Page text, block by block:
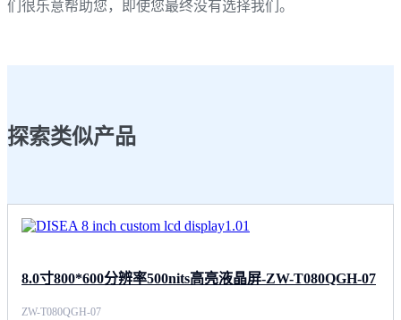
们很乐意帮助您，即使您最终没有选择我们。
探索类似产品
8.0寸800*600分辨率500nits高亮液晶屏-ZW-T080QGH-07
ZW-T080QGH-07